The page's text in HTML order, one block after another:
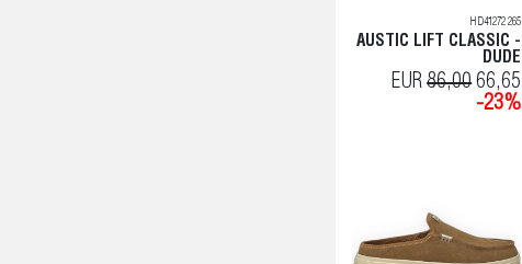
HD41272 265
AUSTIC LIFT CLASSIC -
DUDE
EUR86,0066,65
-23%